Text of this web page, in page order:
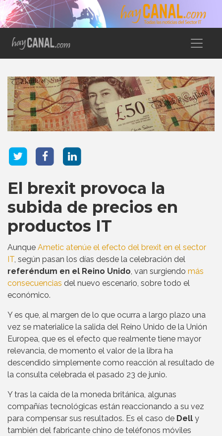
El brexit provoca la
subida de precios en
productos IT
Aunque Ametic atenúe el efecto del brexit en el sector
IT, según pasan los días desde la celebración del
referéndum en el Reino Unido, van surgiendo más
consecuencias del nuevo escenario, sobre todo el
económico.
Y es que, al margen de lo que ocurra a largo plazo una
vez se materialice la salida del Reino Unido de la Unión
Europea, que es el efecto que realmente tiene mayor
relevancia, de momento el valor de la libra ha
descendido simplemente como reacción al resultado de
la consulta celebrada el pasado 23 de junio.
Y tras la caída de la moneda británica, algunas
compañías tecnológicas están reaccionando a su vez
para compensar sus resultados. Es el caso de Dell y
también del fabricante chino de teléfonos móviles